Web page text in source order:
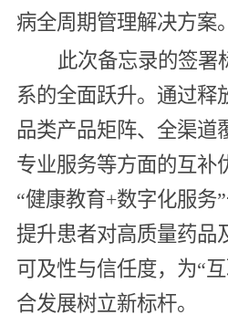
病全周期管理解决方案。
此次备忘录的签署
系的全面跃升。通过释
品类产品矩阵、全渠道
专业服务等方面的互补
“健康教育+数字化服务
提升患者对高质量药品
可及性与信任度，为“
合发展树立新标杆。